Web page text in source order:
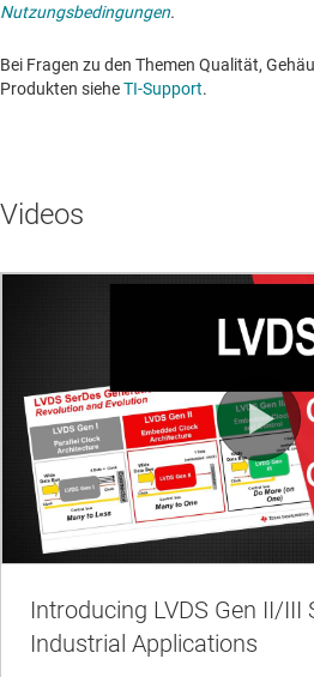
Nutzungsbedingungen.
Bei Fragen zu den Themen Qualität,
Produkten sieheTI-Support. ​​​​​​​​​​​​​​
Videos